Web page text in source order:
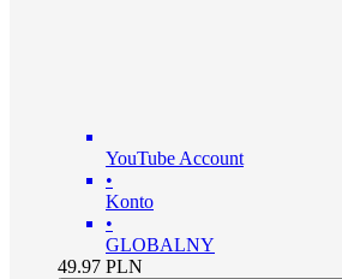
YouTube Account
•
Konto
•
GLOBALNY
49.97 PLN